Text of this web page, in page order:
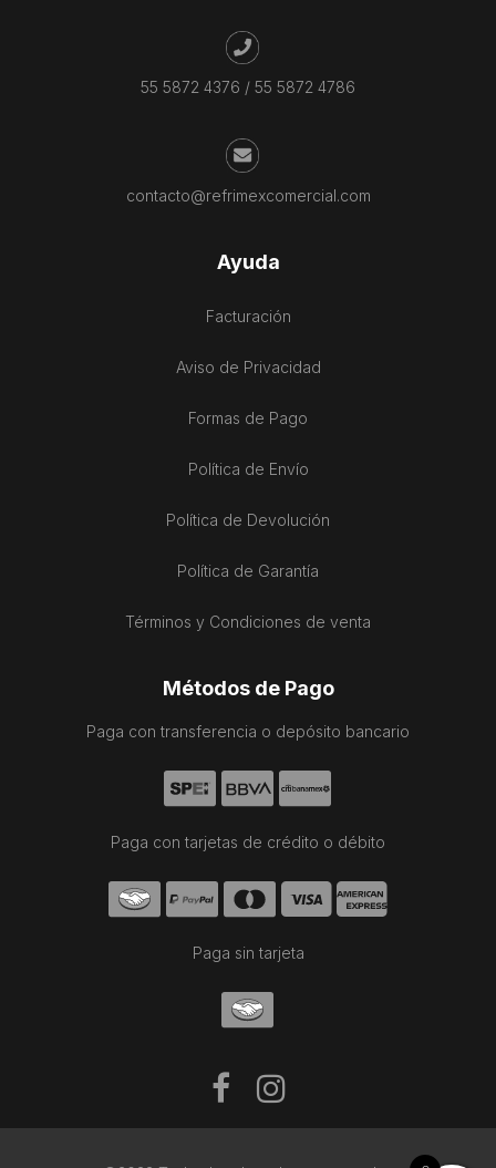
55 5872 4376 / 55 5872 4786
contacto@refrimexcomercial.com
Ayuda
Facturación
Aviso de Privacidad
Formas de Pago
Política de Envío
Política de Devolución
Política de Garantía
Términos y Condiciones de venta
Métodos de Pago
Paga con transferencia o depósito bancario
Paga con tarjetas de crédito o débito
Paga sin tarjeta